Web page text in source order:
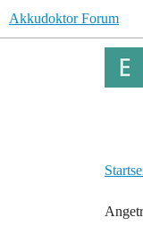
Akkudoktor Forum